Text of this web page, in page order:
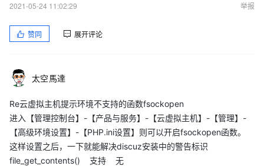
2021-05-24 11:02:29
举报
赞同 展开评论
太空馬達
Re云虚拟主机提示环境不支持的函数fsockopen
进入【管理控制台】-【产品与服务】-【云虚拟主机】-【管理】-
【高级环境设置】-【PHP.ini设置】则可以开启fsockopen函数。
这样设置之后，一下就能解决discuz安装中的警告标识
file_get_contents() 支持 无